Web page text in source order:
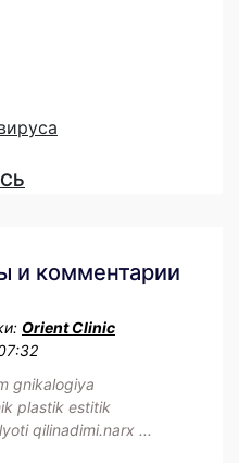
и комментарии
Orient Clinic
gnikalogiya
plastik estitik
qilinadimi.narx ...